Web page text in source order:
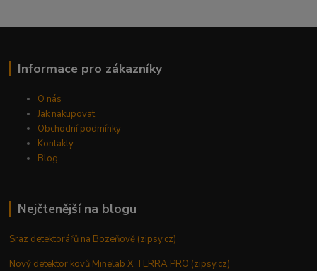
Informace pro zákazníky
O nás
Jak nakupovat
Obchodní podmínky
Kontakty
Blog
Nejčtenější na blogu
Sraz detektorářů na Bozeňově (zipsy.cz)
Nový detektor kovů Minelab X TERRA PRO (zipsy.cz)